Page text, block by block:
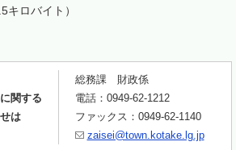
キロバイト）
関する
は
総務課 財政係
電話：0949-62-1212
ファックス：0949-62-1140
zaisei@town.kotake.lg.jp